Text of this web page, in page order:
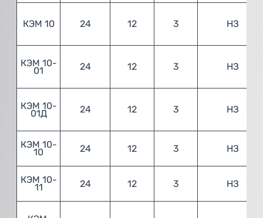
КЭМ 10 24 12 3 НЗ
КЭМ 10-
01 24 12 3 НЗ
КЭМ 10-
01Д 24 12 3 НЗ
КЭМ 10-
10 24 12 3 НЗ
КЭМ 10-
11 24 12 3 НЗ